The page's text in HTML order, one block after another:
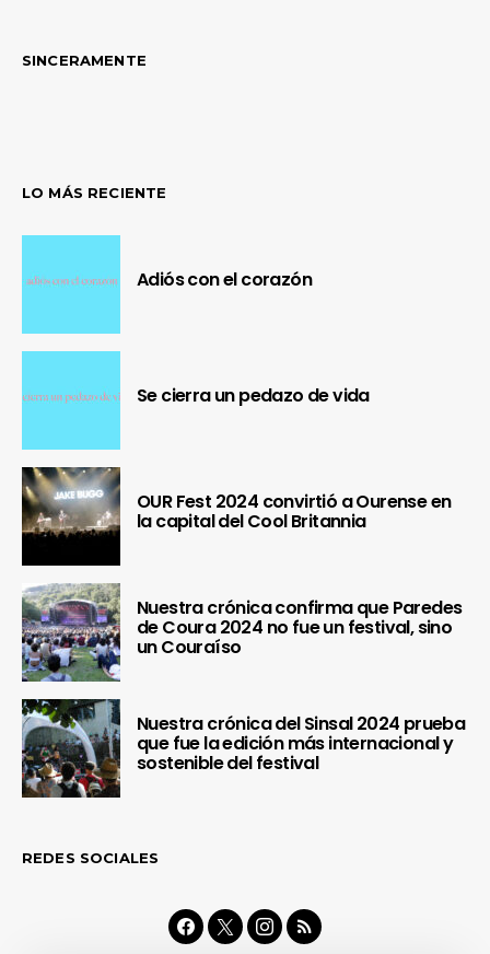
SINCERAMENTE
LO MÁS RECIENTE
Adiós con el corazón
Se cierra un pedazo de vida
OUR Fest 2024 convirtió a Ourense en
la capital del Cool Britannia
Nuestra crónica confirma que Paredes
de Coura 2024 no fue un festival, sino
un Couraíso
Nuestra crónica del Sinsal 2024 prueba
que fue la edición más internacional y
sostenible del festival
REDES SOCIALES